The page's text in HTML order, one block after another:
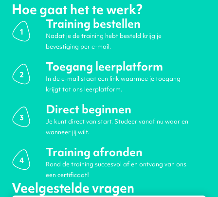
Hoe gaat het te werk?
1
Training bestellen
Nadat je de training hebt besteld krijg je
bevestiging per e-mail.
2
Toegang leerplatform
In de e-mail staat een link waarmee je toegang
krijgt tot ons leerplatform.
3
Direct beginnen
Je kunt direct van start. Studeer vanaf nu waar en
wanneer jij wilt.
4
Training afronden
Rond de training succesvol af en ontvang van ons
een certificaat!
Veelgestelde vragen